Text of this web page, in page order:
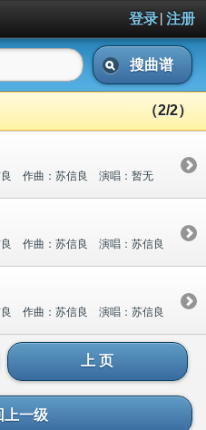
登录| 注册
搜曲谱
（2/2）
良 作曲：苏信良 演唱：暂无
作曲：苏信良 演唱：苏信良
作曲：苏信良 演唱：苏信良
上 页
上一级